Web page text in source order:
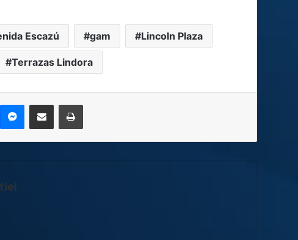
Escazú gam Lincoln Plaza
Terrazas Lindora
MessengerCompartir por correo electrónicoImprimir